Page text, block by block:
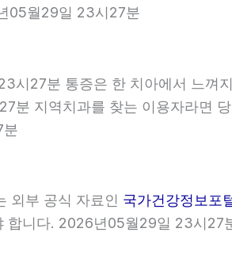
05월29일 23시27분
시27분 통증은 한 치아에서 느껴
분 지역치과를 찾는 이용자라면
분
외부 공식 자료인 국가건강정보포
합니다. 2026년05월29일 23시27